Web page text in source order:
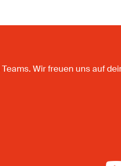
Wir freuen uns auf